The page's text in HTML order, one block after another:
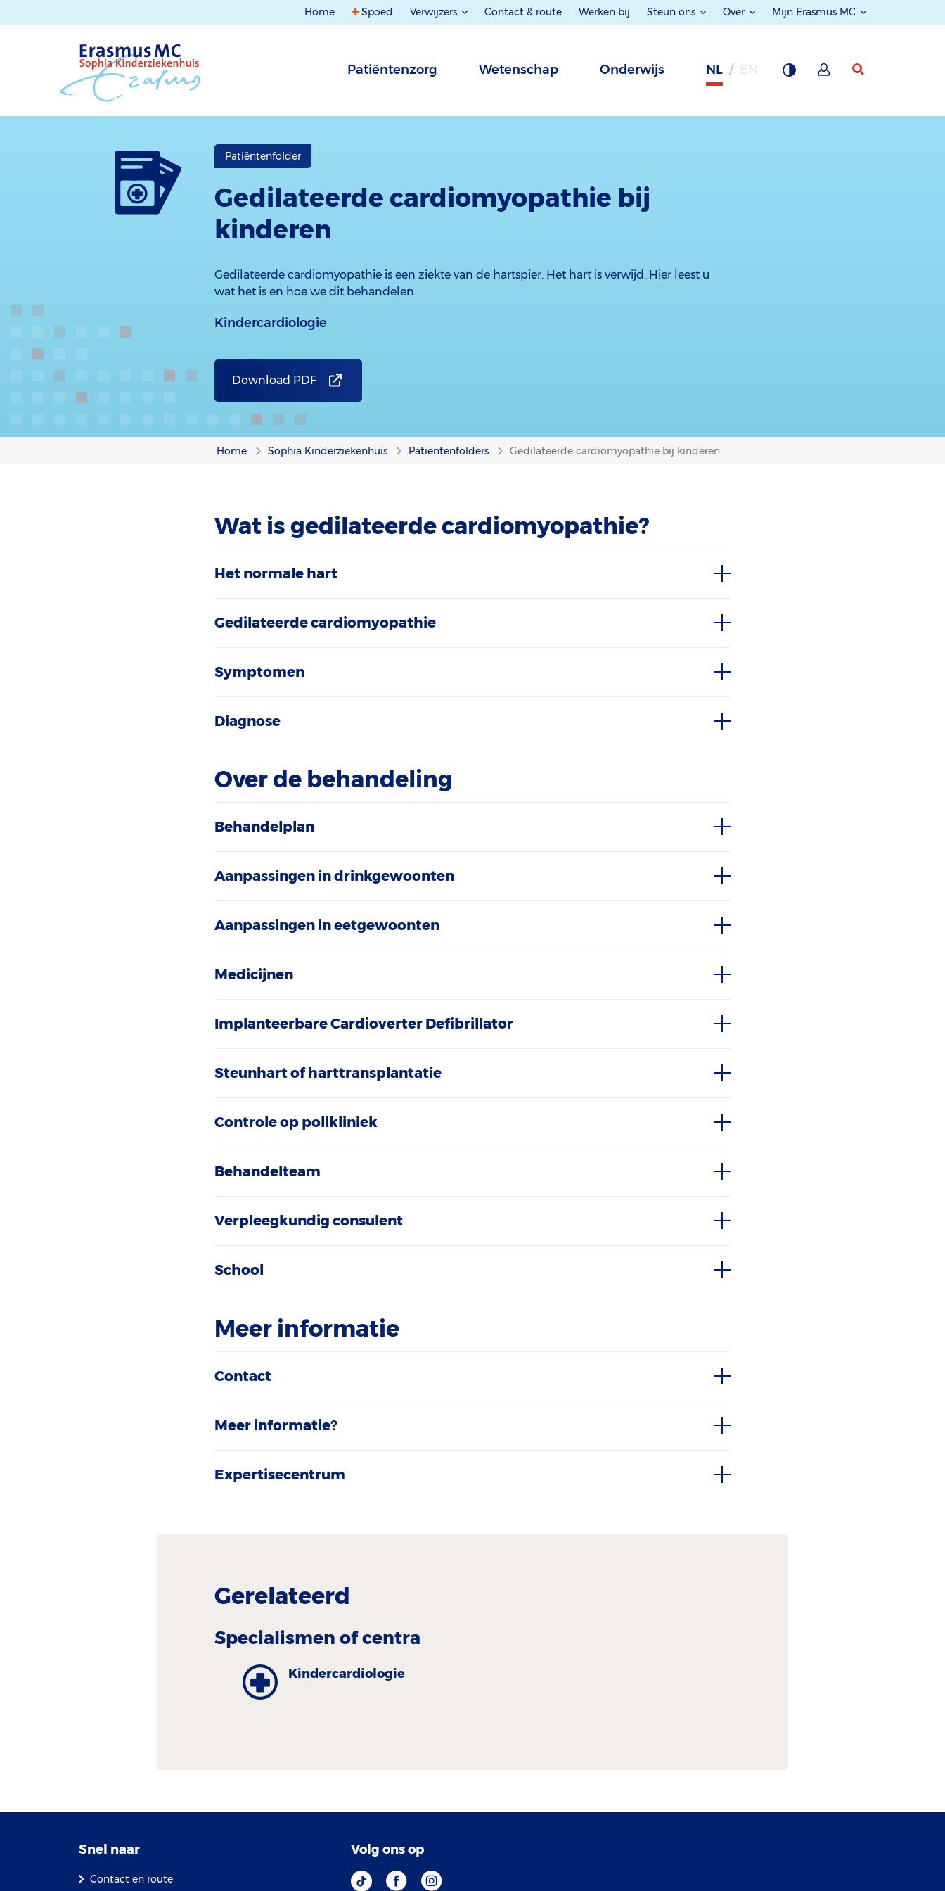
Home Spoed Verwijzers Contact & route Werken bij Steun ons Over Mijn Erasmus MC
Patiëntenzorg Wetenschap Onderwijs NL
Patiëntenfolder
Gedilateerde cardiomyopathie bij
kinderen
Gedilateerde cardiomyopathie is een ziekte van de hartspier. Het hart is verwijd. Hier leest u
wat het is en hoe we dit behandelen.
Kindercardiologie
Download PDF
Home Sophia Kinderziekenhuis Patiëntenfolders Gedilateerde cardiomyopathie bij kinderen
Wat is gedilateerde cardiomyopathie?
Het normale hart
Gedilateerde cardiomyopathie
Symptomen
Diagnose
Over de behandeling
Behandelplan
Aanpassingen in drinkgewoonten
Aanpassingen in eetgewoonten
Medicijnen
Implanteerbare Cardioverter Defibrillator
Steunhart of harttransplantatie
Controle op polikliniek
Behandelteam
Verpleegkundig consulent
School
Meer informatie
Contact
Meer informatie?
Expertisecentrum
Gerelateerd
Specialismen of centra
Kinder­cardiologie
Snel naar
Contact en route
Volg ons op